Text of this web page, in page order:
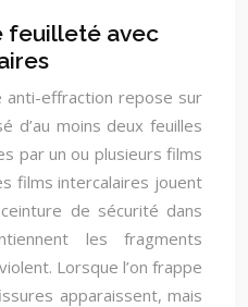
feuilleté avec
anti-effraction repose sur
d’au moins deux feuilles
par un ou plusieurs films
films intercalaires jouent
de sécurité dans
les fragments
Lorsque l’on frappe
apparaissent, mais